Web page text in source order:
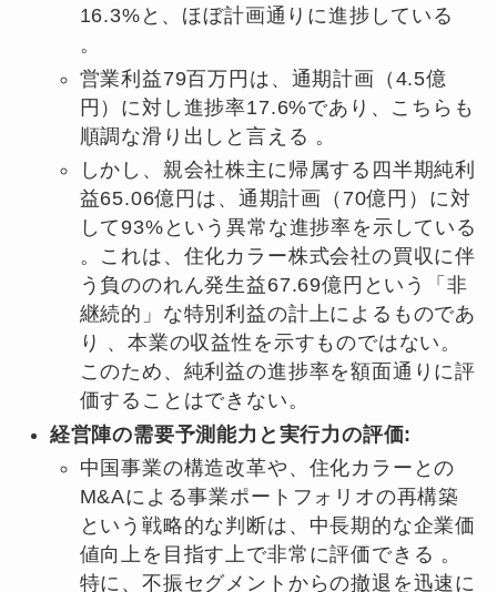
16.3%と、ほぼ計画通りに進捗している
。
営業利益79百万円は、通期計画（4.5億
円）に対し進捗率17.6%であり、こちらも
順調な滑り出しと言える 。
しかし、親会社株主に帰属する四半期純利
益65.06億円は、通期計画（70億円）に対
して93%という異常な進捗率を示している
。これは、住化カラー株式会社の買収に伴
う負ののれん発生益67.69億円という「非
継続的」な特別利益の計上によるものであ
り 、本業の収益性を示すものではない。
このため、純利益の進捗率を額面通りに評
価することはできない。
経営陣の需要予測能力と実行力の評価:
中国事業の構造改革や、住化カラーとの
M&Aによる事業ポートフォリオの再構築
という戦略的な判断は、中長期的な企業価
値向上を目指す上で非常に評価できる 。
特に、不振セグメントからの撤退を迅速に